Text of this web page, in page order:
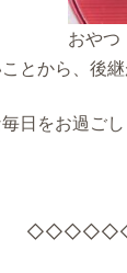
おやつ
とから、後
日をお過ごし